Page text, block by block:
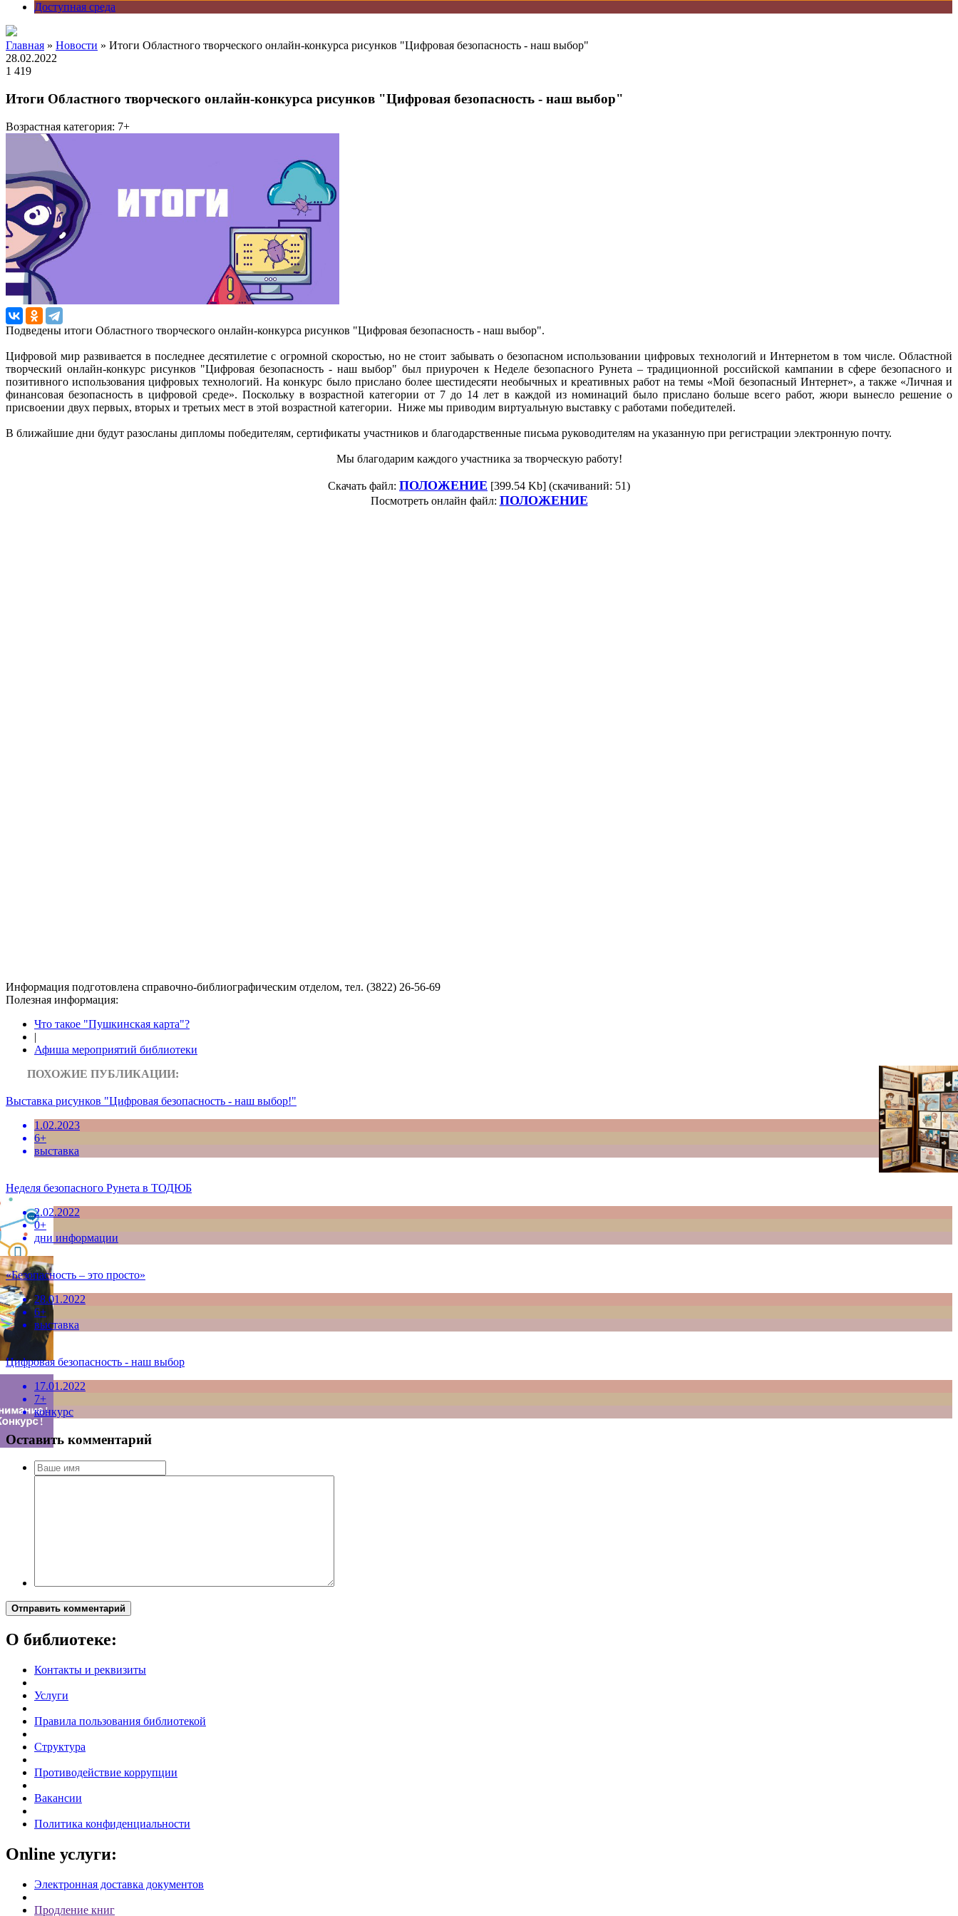
Доступная среда
Главная » Новости » Итоги Областного творческого онлайн-конкурса рисунков "Цифровая безопасность - наш выбор"
28.02.2022
1 419
Итоги Областного творческого онлайн-конкурса рисунков "Цифровая безопасность - наш выбор"
Возрастная категория: 7+
Подведены итоги Областного творческого онлайн-конкурса рисунков "Цифровая безопасность - наш выбор".
Цифровой мир развивается в последнее десятилетие с огромной скоростью, но не стоит забывать о безопасном использовании цифровых технологий и Интернетом в том числе. Областной
творческий онлайн-конкурс рисунков "Цифровая безопасность - наш выбор" был приурочен к Неделе безопасного Рунета – традиционной российской кампании в сфере безопасного и
позитивного использования цифровых технологий. На конкурс было прислано более шестидесяти необычных и креативных работ на темы «Мой безопасный Интернет», а также «Личная и
финансовая безопасность в цифровой среде». Поскольку в возрастной категории от 7 до 14 лет в каждой из номинаций было прислано больше всего работ, жюри вынесло решение о
присвоении двух первых, вторых и третьих мест в этой возрастной категории. Ниже мы приводим виртуальную выставку с работами победителей.
В ближайшие дни будут разосланы дипломы победителям, сертификаты участников и благодарственные письма руководителям на указанную при регистрации электронную почту.
Мы благодарим каждого участника за творческую работу!
Скачать файл: ПОЛОЖЕНИЕ [399.54 Kb] (cкачиваний: 51)
Посмотреть онлайн файл: ПОЛОЖЕНИЕ
Информация подготовленa справочно-библиографическим отделом, тел. (3822) 26-56-69
Полезная информация:
Что такое "Пушкинская карта"?
|
Афиша мероприятий библиотеки
ПОХОЖИЕ ПУБЛИКАЦИИ:
Выставка рисунков "Цифровая безопасность - наш выбор!"
1.02.2023
6+
выставка
Неделя безопасного Рунета в ТОДЮБ
2.02.2022
0+
дни информации
«Безопасность – это просто»
28.01.2022
6+
выставка
Цифровая безопасность - наш выбор
17.01.2022
7+
конкурс
Оставить комментарий
Отправить комментарий
О библиотеке:
Контакты и реквизиты
Услуги
Правила пользования библиотекой
Структура
Противодействие коррупции
Вакансии
Политика конфиденциальности
Online услуги:
Электронная доставка документов
Продление книг